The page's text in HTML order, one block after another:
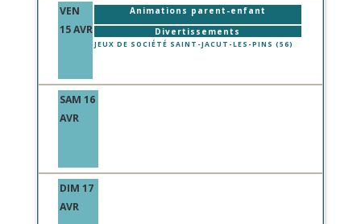
VEN
15 AVR
Animations parent-enfant
Divertissements
JEUX DE SOCIÉTÉ SAINT-JACUT-LES-PINS (56)
SAM 16
AVR
DIM 17
AVR